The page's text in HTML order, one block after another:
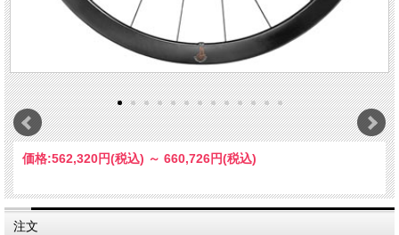
価格:562,320円(税込) ～ 660,726円(税込)
注文